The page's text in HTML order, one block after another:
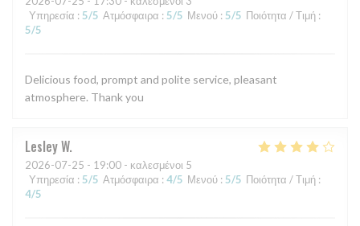
Υπηρεσία : 5/5 Ατμόσφαιρα : 5/5 Μενού : 5/5 Ποιότητα / Τιμή :
5/5
Delicious food, prompt and polite service, pleasant
atmosphere. Thank you
LesleyW
2026-07-25 - 19:00 - καλεσμένοι 5
Υπηρεσία : 5/5 Ατμόσφαιρα : 4/5 Μενού : 5/5 Ποιότητα / Τιμή :
4/5